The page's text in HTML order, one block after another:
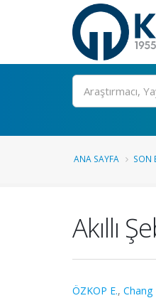
Ara
ANA SAYFA SON
Akıllı
ÖZKOP E., Chang